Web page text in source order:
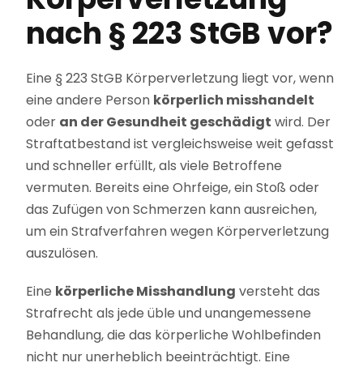
nach § 223 StGB vor?
Eine § 223 StGB Körperverletzung liegt vor, wenn
eine andere Person körperlich misshandelt
oder an der Gesundheit geschädigt wird. Der
Straftatbestand ist vergleichsweise weit gefasst
und schneller erfüllt, als viele Betroffene
vermuten. Bereits eine Ohrfeige, ein Stoß oder
das Zufügen von Schmerzen kann ausreichen,
um ein Strafverfahren wegen Körperverletzung
auszulösen.
Eine körperliche Misshandlung versteht das
Strafrecht als jede üble und unangemessene
Behandlung, die das körperliche Wohlbefinden
nicht nur unerheblich beeinträchtigt. Eine